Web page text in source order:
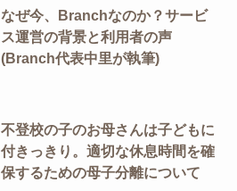
なぜ今、Branchなのか？サービ
ス運営の背景と利用者の声
(Branch代表中里が執筆)
不登校の子のお母さんは子どもに
付きっきり。適切な休息時間を確
保するための母子分離について